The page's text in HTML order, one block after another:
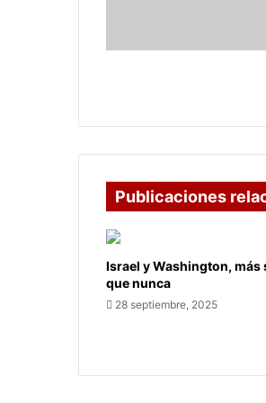
Colombia
Publicaciones
Israel y Washington, más
que nunca
28 septiembre, 2025